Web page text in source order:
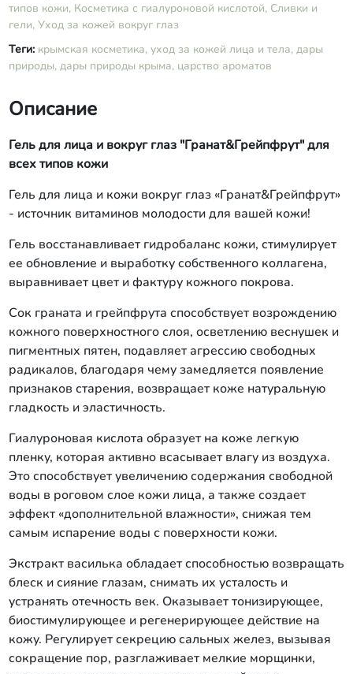
типов кожи, Косметика с гиалуроновой кислотой, Сливки и
гели, Уход за кожей вокруг глаз
Теги: крымская косметика, уход за кожей лица и тела, дары
природы, дары природы крыма, царство ароматов
Описание
Гель для лица и вокруг глаз "Гранат&Грейпфрут" для
всех типов кожи
Гель для лица и кожи вокруг глаз «Гранат&Грейпфрут»
- источник витаминов молодости для вашей кожи!
Гель восстанавливает гидробаланс кожи, стимулирует
ее обновление и выработку собственного коллагена,
выравнивает цвет и фактуру кожного покрова.
Сок граната и грейпфрута способствует возрождению
кожного поверхностного слоя, осветлению веснушек и
пигментных пятен, подавляет агрессию свободных
радикалов, благодаря чему замедляется появление
признаков старения, возвращает коже натуральную
гладкость и эластичность.
Гиалуроновая кислота образует на коже легкую
пленку, которая активно всасывает влагу из воздуха.
Это способствует увеличению содержания свободной
воды в роговом слое кожи лица, а также создает
эффект «дополнительной влажности», снижая тем
самым испарение воды с поверхности кожи.
Экстракт василька обладает способностью возвращать
блеск и сияние глазам, снимать их усталость и
устранять отечность век. Оказывает тонизирующее,
биостимулирующее и регенерирующее действие на
кожу. Регулирует секрецию сальных желез, вызывая
сокращение пор, разглаживает мелкие морщинки,